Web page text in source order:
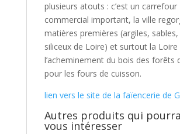
plusieurs atouts : c’est un carrefour
commercial important, la ville
matières premières (argiles,
siliceux de Loire) et surtout la
l’acheminement du bois des forêts
pour les fours de cuisson.
lien vers le site de la faïencerie de
Autres produits qui
vous intéresser